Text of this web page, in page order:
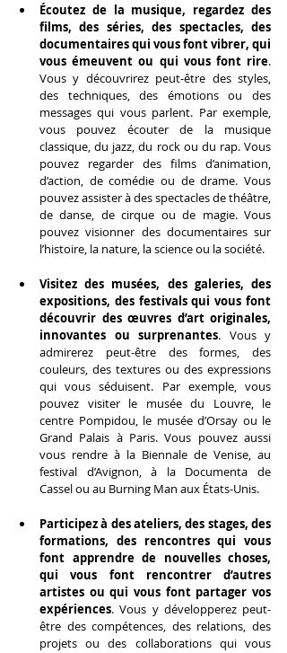
Écoutez de la musique, regardez des
films, des séries, des spectacles, des
documentaires qui vous font vibrer, qui
vous émeuvent ou qui vous font rire.
Vous y découvrirez peut-être des styles,
des techniques, des émotions ou des
messages qui vous parlent. Par exemple,
vous pouvez écouter de la musique
classique, du jazz, du rock ou du rap. Vous
pouvez regarder des films d’animation,
d’action, de comédie ou de drame. Vous
pouvez assister à des spectacles de théâtre,
de danse, de cirque ou de magie. Vous
pouvez visionner des documentaires sur
l’histoire, la nature, la science ou la société.
Visitez des musées, des galeries, des
expositions, des festivals qui vous font
découvrir des œuvres d’art originales,
innovantes ou surprenantes. Vous y
admirerez peut-être des formes, des
couleurs, des textures ou des expressions
qui vous séduisent. Par exemple, vous
pouvez visiter le musée du Louvre, le
centre Pompidou, le musée d’Orsay ou le
Grand Palais à Paris. Vous pouvez aussi
vous rendre à la Biennale de Venise, au
festival d’Avignon, à la Documenta de
Cassel ou au Burning Man aux États-Unis.
Participez à des ateliers, des stages, des
formations, des rencontres qui vous
font apprendre de nouvelles choses,
qui vous font rencontrer d’autres
artistes ou qui vous font partager vos
expériences. Vous y développerez peut-
être des compétences, des relations, des
projets ou des collaborations qui vous